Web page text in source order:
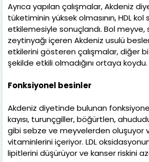
Ayrıca yapılan çalışmalar, Akdeniz
tüketiminin yüksek olmasının, HDL
etkilemesiyle sonuçlandı. Bol meyve,
zeytinyağı içeren Akdeniz usulü
etkilerini gösteren çalışmalar, diğer
şekilde etkili olmadığını ortaya koydu.
Fonksiyonel besinler
Akdeniz diyetinde bulunan
kayısı, turunçgiller, böğürtlen,
gibi sebze ve meyvelerden oluşuyor
vitaminlerini içeriyor. LDL
lipitlerini düşürüyor ve kanser riskini